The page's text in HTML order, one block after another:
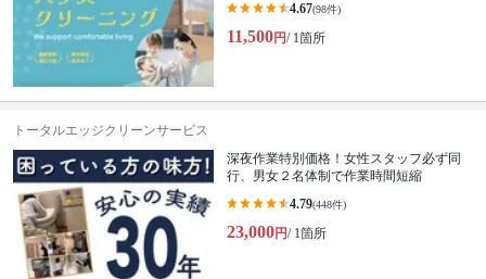
4.67(98件)
11,500円/ 1箇所
トータルエッジクリーンサービス
深夜作業特別価格！女性スタッフ必ず同
行、男女２名体制で作業時間短縮
4.79(448件)
23,000円/ 1箇所